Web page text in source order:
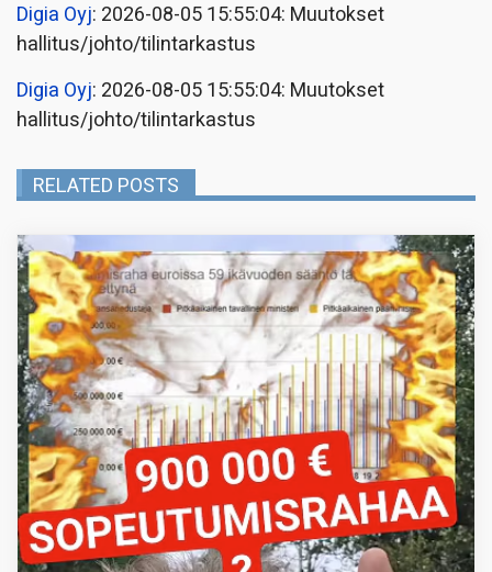
Digia Oyj: 2026-08-05 15:55:04: Muutokset
hallitus/johto/tilintarkastus
Digia Oyj: 2026-08-05 15:55:04: Muutokset
hallitus/johto/tilintarkastus
RELATED POSTS